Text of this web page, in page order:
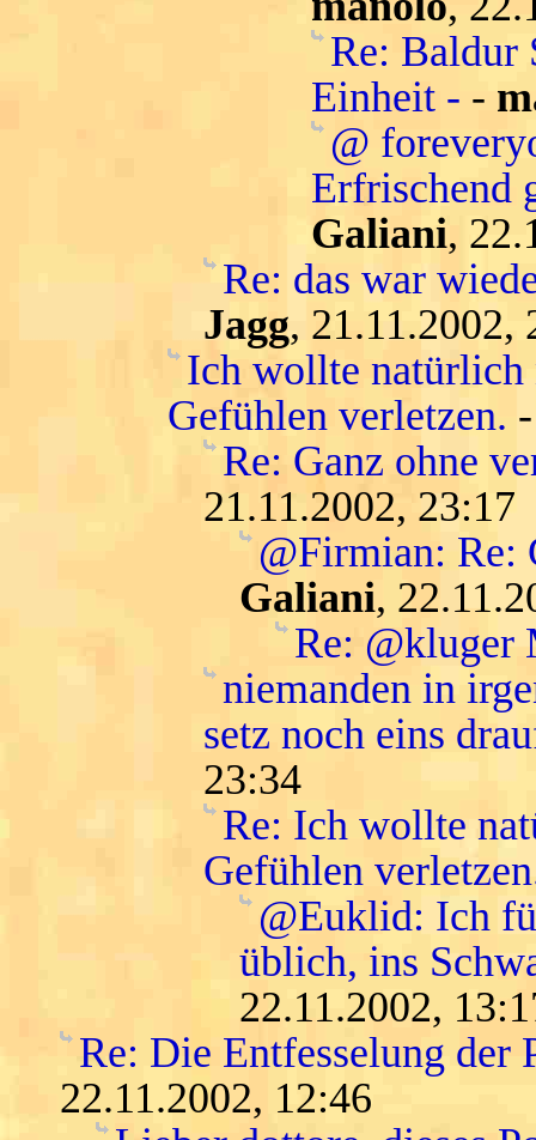
Re: Baldur
Einheit - -
@
Erfrischend
Galiani,
Re: das war
Jagg, 21.11.2002,
Ich wollte natürlich
Gefühlen verletzen.
Re: Ganz ohne
21.11.2002, 23:17
@Firmian: Re:
Galiani,
Re: @kluger
niemanden in
setz noch eins
23:34
Re: Ich wollte
Gefühlen
@Euklid: Ich
üblich, ins
22.11.2002,
Re: Die Entfesselung der
22.11.2002, 12:46